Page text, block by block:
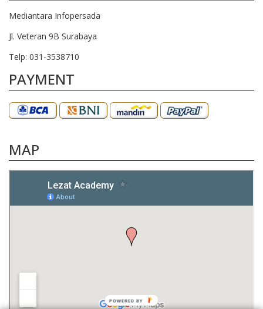
Mediantara Infopersada
Jl. Veteran 9B Surabaya
Telp: 031-3538710
PAYMENT
MAP